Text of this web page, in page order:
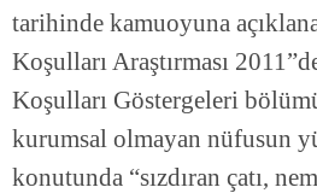
tarihinde kamuoyuna
Koşulları Araştırması
Koşulları Göstergeleri
kurumsal olmayan nüfusun
konutunda “sızdıran çatı,